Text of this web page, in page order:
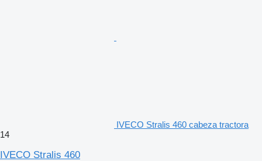
IVECO Stralis 460 cabeza tractora
14
IVECO Stralis 460